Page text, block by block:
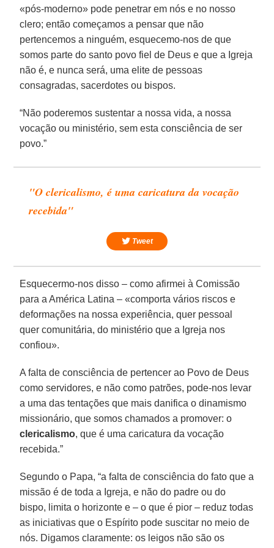
«pós-moderno» pode penetrar em nós e no nosso
clero; então começamos a pensar que não
pertencemos a ninguém, esquecemo-nos de que
somos parte do santo povo fiel de Deus e que a Igreja
não é, e nunca será, uma elite de pessoas
consagradas, sacerdotes ou bispos.
“Não poderemos sustentar a nossa vida, a nossa
vocação ou ministério, sem esta consciência de ser
povo.”
"O clericalismo, é uma caricatura da vocação
recebida"
Tweet
Esquecermo-nos disso – como afirmei à Comissão
para a América Latina – «comporta vários riscos e
deformações na nossa experiência, quer pessoal
quer comunitária, do ministério que a Igreja nos
confiou».
A falta de consciência de pertencer ao Povo de Deus
como servidores, e não como patrões, pode-nos levar
a uma das tentações que mais danifica o dinamismo
missionário, que somos chamados a promover: o
clericalismo, que é uma caricatura da vocação
recebida.”
Segundo o Papa, “a falta de consciência do fato que a
missão é de toda a Igreja, e não do padre ou do
bispo, limita o horizonte e – o que é pior – reduz todas
as iniciativas que o Espírito pode suscitar no meio de
nós. Digamos claramente: os leigos não são os